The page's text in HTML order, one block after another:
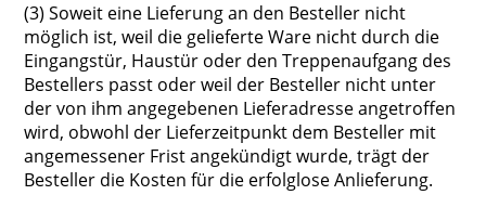
(3) Soweit eine Lieferung an den Besteller nicht
möglich ist, weil die gelieferte Ware nicht durch die
Eingangstür, Haustür oder den Treppenaufgang des
Bestellers passt oder weil der Besteller nicht unter
der von ihm angegebenen Lieferadresse angetroffen
wird, obwohl der Lieferzeitpunkt dem Besteller mit
angemessener Frist angekündigt wurde, trägt der
Besteller die Kosten für die erfolglose Anlieferung.